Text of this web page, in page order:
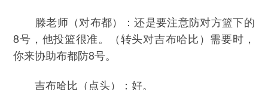
滕老师（对布都）：还是要注意防对方篮下的
8号，他投篮很准。（转头对吉布哈比）需要时，
你来协助布都防8号。
吉布哈比（点头）：好。